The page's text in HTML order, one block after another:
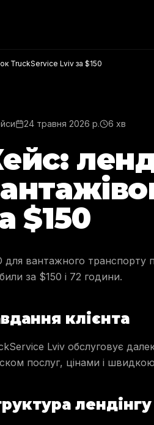
TruckService Lviv за $150
24 травня 2026 р. 6 хв
$150
вантажного транспорту
за $150 і 72 години.
клієнта
Lviv обслуговує
послуг, цінами і
лендінгу